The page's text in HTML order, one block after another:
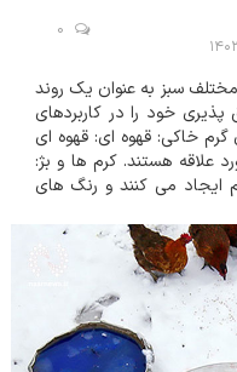
۰۳
0
سبز به عنوان یک روند
خود را در کاربردهای
خاکی: قهوه ای: قهوه ای
علاقه هستند. کرم ها و بژ:
ایجاد می کنند و رنگ های